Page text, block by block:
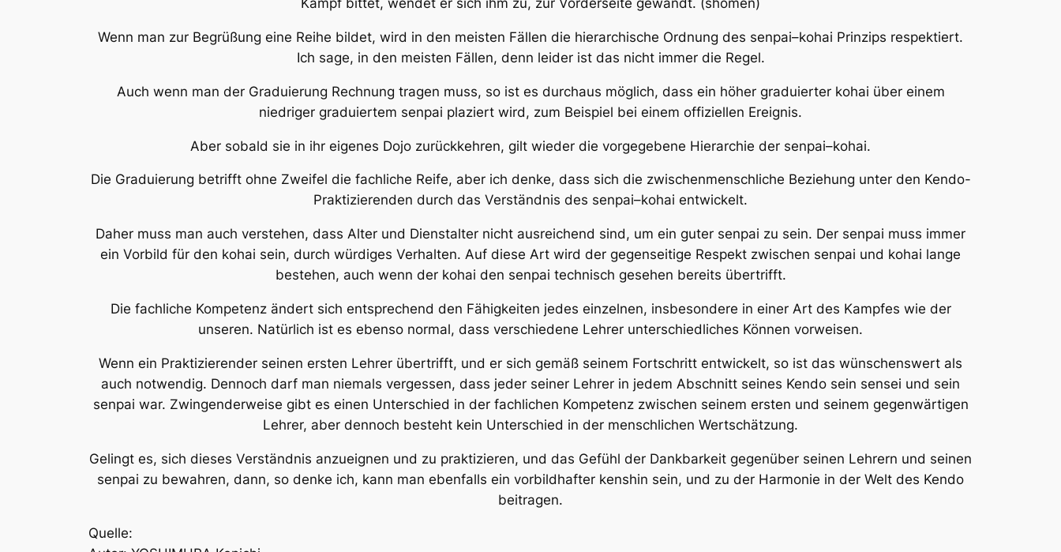
Kampf bittet, wendet er sich ihm zu, zur Vorderseite gewandt. (shomen)
Wenn man zur Begrüßung eine Reihe bildet, wird in den meisten Fällen die hierarchische Ordnung des senpai–kohai Prinzips respektiert.
Ich sage, in den meisten Fällen, denn leider ist das nicht immer die Regel.
Auch wenn man der Graduierung Rechnung tragen muss, so ist es durchaus möglich, dass ein höher graduierter kohai über einem
niedriger graduiertem senpai plaziert wird, zum Beispiel bei einem offiziellen Ereignis.
Aber sobald sie in ihr eigenes Dojo zurückkehren, gilt wieder die vorgegebene Hierarchie der senpai–kohai.
Die Graduierung betrifft ohne Zweifel die fachliche Reife, aber ich denke, dass sich die zwischenmenschliche Beziehung unter den Kendo-
Praktizierenden durch das Verständnis des senpai–kohai entwickelt.
Daher muss man auch verstehen, dass Alter und Dienstalter nicht ausreichend sind, um ein guter senpai zu sein. Der senpai muss immer
ein Vorbild für den kohai sein, durch würdiges Verhalten. Auf diese Art wird der gegenseitige Respekt zwischen senpai und kohai lange
bestehen, auch wenn der kohai den senpai technisch gesehen bereits übertrifft.
Die fachliche Kompetenz ändert sich entsprechend den Fähigkeiten jedes einzelnen, insbesondere in einer Art des Kampfes wie der
unseren. Natürlich ist es ebenso normal, dass verschiedene Lehrer unterschiedliches Können vorweisen.
Wenn ein Praktizierender seinen ersten Lehrer übertrifft, und er sich gemäß seinem Fortschritt entwickelt, so ist das wünschenswert als
auch notwendig. Dennoch darf man niemals vergessen, dass jeder seiner Lehrer in jedem Abschnitt seines Kendo sein sensei und sein
senpai war. Zwingenderweise gibt es einen Unterschied in der fachlichen Kompetenz zwischen seinem ersten und seinem gegenwärtigen
Lehrer, aber dennoch besteht kein Unterschied in der menschlichen Wertschätzung.
Gelingt es, sich dieses Verständnis anzueignen und zu praktizieren, und das Gefühl der Dankbarkeit gegenüber seinen Lehrern und seinen
senpai zu bewahren, dann, so denke ich, kann man ebenfalls ein vorbildhafter kenshin sein, und zu der Harmonie in der Welt des Kendo
beitragen.
Quelle: